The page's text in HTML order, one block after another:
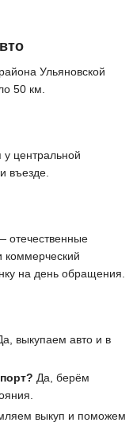
Ульяновской
50 км.
центральной
въезде.
отечественные
на день обращения.
выкупаем авто и в
Да, берём
выкуп и поможем